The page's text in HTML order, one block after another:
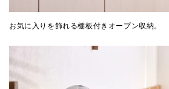
お気に入りを飾れる棚板付きオープン収納。